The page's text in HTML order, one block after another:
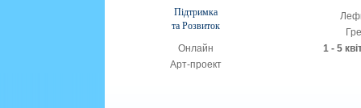
Підтримка
та Розвиток
Онлайн
Арт-проект
1 - 5